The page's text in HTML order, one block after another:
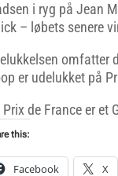
i ryg på Jean
– løbets senere
omfatter
er udelukket på
Prix de France er
this:
Facebook X